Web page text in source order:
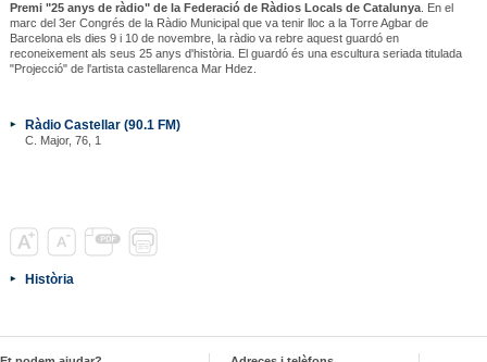
Premi "25 anys de ràdio" de la Federació de Ràdios Locals de Catalunya. En el
marc del 3er Congrés de la Ràdio Municipal que va tenir lloc a la Torre Agbar de
Barcelona els dies 9 i 10 de novembre, la ràdio va rebre aquest guardó en
reconeixement als seus 25 anys d'història. El guardó és una escultura seriada titulada
"Projecció" de l'artista castellarenca Mar Hdez.
Ràdio Castellar (90.1 FM)
C. Major, 76, 1
Història